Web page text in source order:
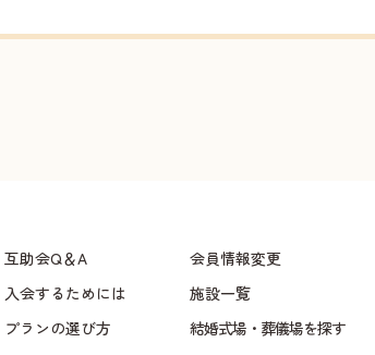
互助会Q＆A
入会するためには
プランの選び方
会員情報変更
施設一覧
結婚式場・葬儀場を探す